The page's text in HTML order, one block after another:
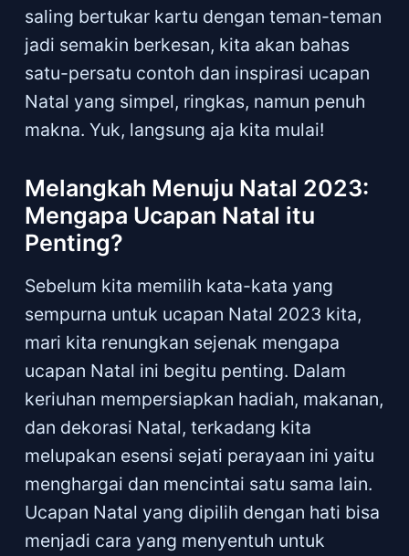
saling bertukar kartu dengan teman-teman
jadi semakin berkesan, kita akan bahas
satu-persatu contoh dan inspirasi ucapan
Natal yang simpel, ringkas, namun penuh
makna. Yuk, langsung aja kita mulai!
Melangkah Menuju Natal 2023:
Mengapa Ucapan Natal itu
Penting?
Sebelum kita memilih kata-kata yang
sempurna untuk ucapan Natal 2023 kita,
mari kita renungkan sejenak mengapa
ucapan Natal ini begitu penting. Dalam
keriuhan mempersiapkan hadiah, makanan,
dan dekorasi Natal, terkadang kita
melupakan esensi sejati perayaan ini yaitu
menghargai dan mencintai satu sama lain.
Ucapan Natal yang dipilih dengan hati bisa
menjadi cara yang menyentuh untuk